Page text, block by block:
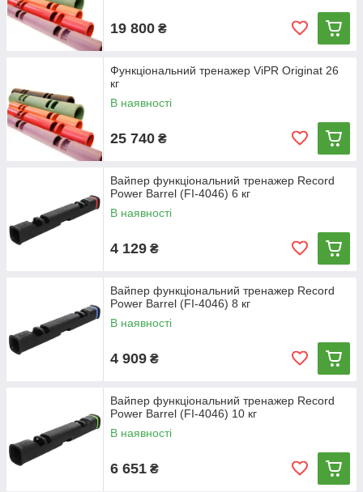
19 800 ₴
Функціональний тренажер ViPR Originat 26
кг
В наявності
25 740 ₴
Вайпер функціональний тренажер Record
Power Barrel (FI-4046) 6 кг
В наявності
4 129 ₴
Вайпер функціональний тренажер Record
Power Barrel (FI-4046) 8 кг
В наявності
4 909 ₴
Вайпер функціональний тренажер Record
Power Barrel (FI-4046) 10 кг
В наявності
6 651 ₴